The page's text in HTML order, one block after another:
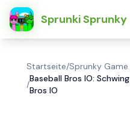
Sprunki Sprunky
简体中文
Startseite/Sprunky Game
/
Baseball Bros IO:
Bros IO